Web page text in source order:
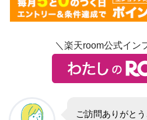
＼楽天room公式イン
ご訪問ありがと